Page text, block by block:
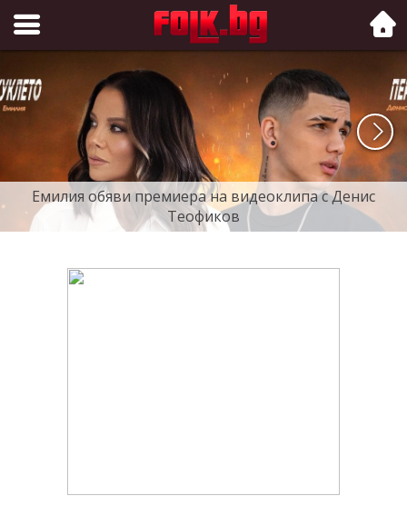
Folk.bg
Емилия обяви премиера на видеоклипа с Денис
Теофиков